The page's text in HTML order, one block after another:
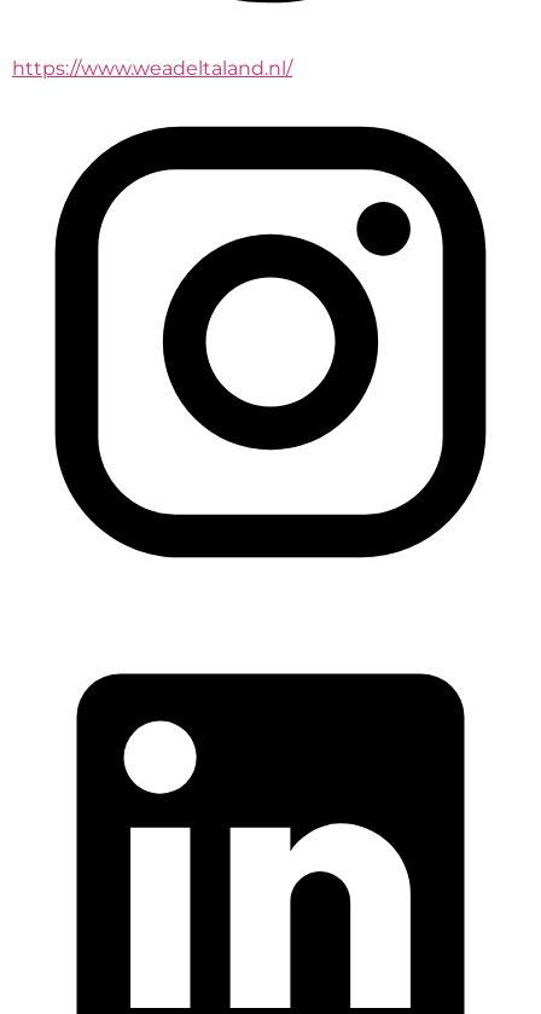
https://www.weadeltaland.nl/